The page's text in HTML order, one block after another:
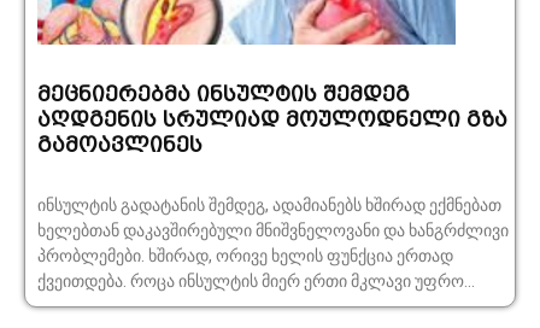
მეცნიერებმა ინსულტის შემდეგ
აღდგენის სრულიად მოულოდნელი გზა
გამოავლინეს
ინსულტის გადატანის შემდეგ, ადამიანებს ხშირად ექმნებათ
ხელებთან დაკავშირებული მნიშვნელოვანი და ხანგრძლივი
პრობლემები. ხშირად, ორივე ხელის ფუნქცია ერთად
ქვეითდება. როცა ინსულტის მიერ ერთი მკლავი უფრო...